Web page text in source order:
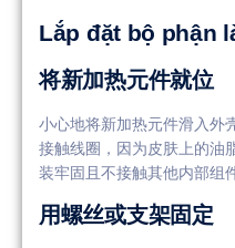
Lắp đặt bộ phận
将新加热元件就位
小心地将新加热元件滑入外
接触线圈，因为皮肤上的油
装牢固且不接触其他内部组
用螺丝或支架固定